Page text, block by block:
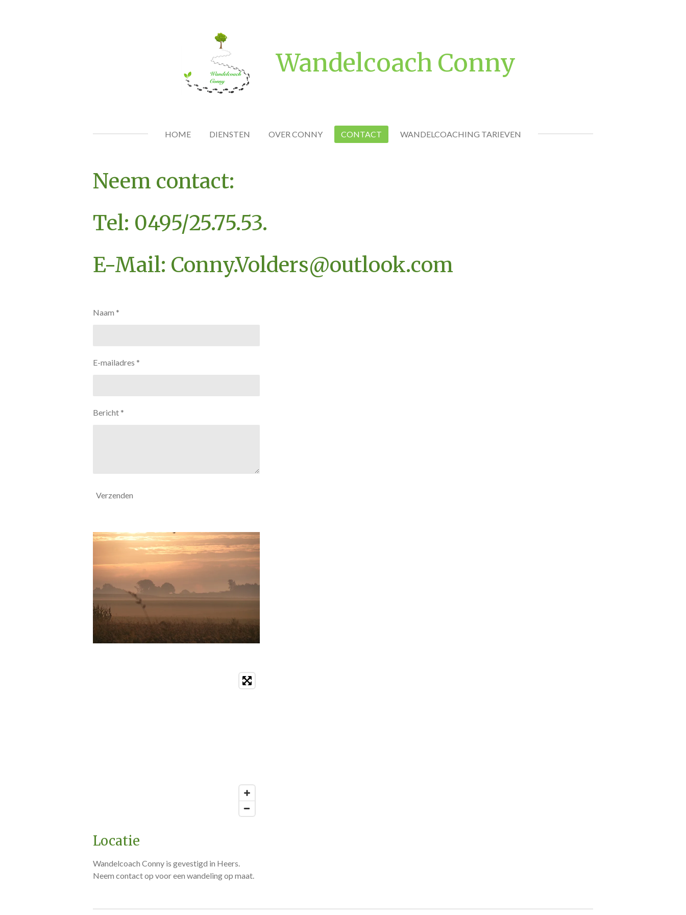
Wandelcoach Conny
HOME DIENSTEN OVER CONNY CONTACT WANDELCOACHING TARIEVEN
Neem contact:
Tel: 0495/25.75.53.
E-Mail: Conny.Volders@outlook.com
Naam *
E-mailadres *
Bericht *
Verzenden
Locatie
Wandelcoach Conny is gevestigd in Heers.
Neem contact op voor een wandeling op maat.